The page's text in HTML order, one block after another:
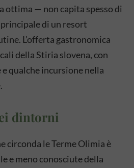
ottima — non capita spesso di
di un resort
L’offerta gastronomica
della Stiria slovena, con
qualche incursione nella
dintorni
circonda le Terme Olimia è
e meno conosciute della